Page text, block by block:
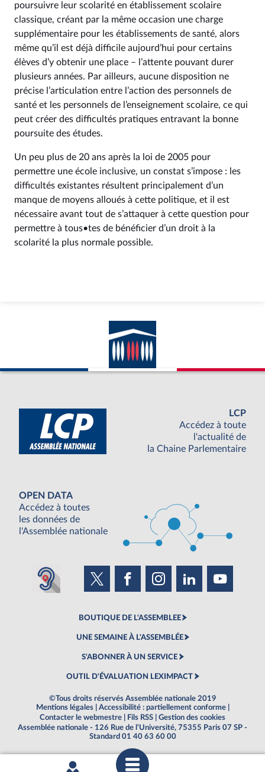
poursuivre leur scolarité en établissement scolaire
classique, créant par la même occasion une charge
supplémentaire pour les établissements de santé, alors
même qu’il est déjà difficile aujourd’hui pour certains
élèves d’y obtenir une place – l’attente pouvant durer
plusieurs années. Par ailleurs, aucune disposition ne
précise l’articulation entre l’action des personnels de
santé et les personnels de l’enseignement scolaire, ce qui
peut créer des difficultés pratiques entravant la bonne
poursuite des études.
Un peu plus de 20 ans après la loi de 2005 pour
permettre une école inclusive, un constat s’impose : les
difficultés existantes résultent principalement d’un
manque de moyens alloués à cette politique, et il est
nécessaire avant tout de s’attaquer à cette question pour
permettre à tous•tes de bénéficier d’un droit à la
scolarité la plus normale possible.
LCP
Accédez à toute
l'actualité de
la Chaine Parlementaire
OPEN DATA
Accédez à toutes
les données de
l'Assemblée nationale
BOUTIQUE DE L'ASSEMBLEE
UNE SEMAINE À L'ASSEMBLÉE
S'ABONNER À UN SERVICE
OUTIL D'ÉVALUATION LEXIMPACT
©Tous droits réservés Assemblée nationale 2019
Mentions légales
Accessibilité : partiellement conforme
Contacter le webmestre
Fils RSS
Gestion des cookies
Assemblée nationale - 126 Rue de l'Université, 75355 Paris 07 SP -
Standard 01 40 63 60 00